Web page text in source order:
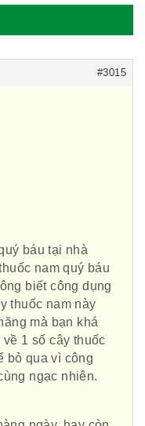
#3015
báu tại nhà
nam quý báu
biết công dụng
thuốc nam này
mà bạn khá
1 số cây thuốc
bỏ qua vì công
ngạc nhiên.